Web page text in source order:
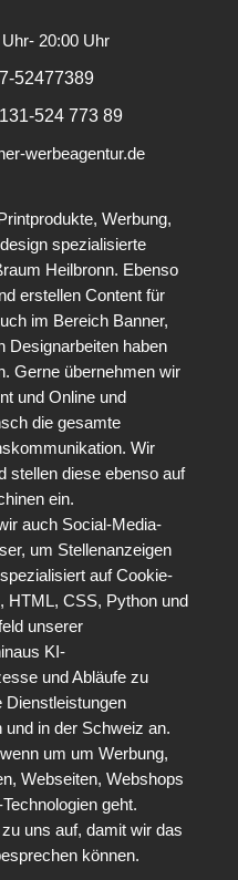
20:00 Uhr
52477389
524 773 89
werbeagentur.de
Werbung,
spezialisierte
Heilbronn. Ebenso
erstellen Content für
im Bereich Banner,
Designarbeiten haben
Gerne übernehmen wir
und Online und
die gesamte
Wir
stellen diese ebenso auf
ein.
auch Social-Media-
um Stellenanzeigen
auf Cookie-
HTML, CSS, Python und
unserer
KI-
und Abläufe zu
Dienstleistungen
in der Schweiz an.
um um Werbung,
Webseiten, Webshops
geht.
uns auf, damit wir das
können.